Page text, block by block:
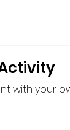
with your